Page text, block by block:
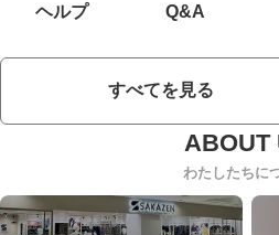
ヘルプ Q&A
すべてを見る
わたしたちに